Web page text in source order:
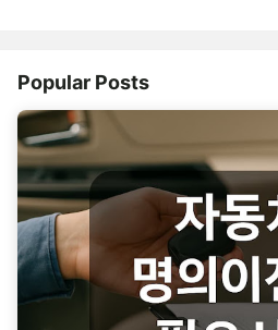
Popular Posts